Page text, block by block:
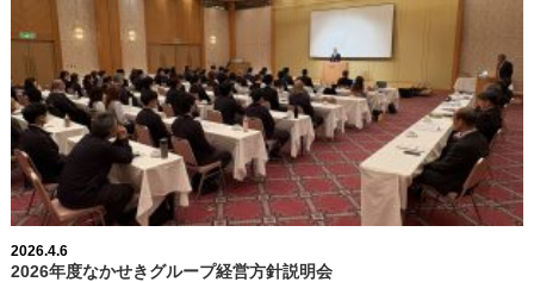
2026.4.6
2026年度なかせきグループ経営方針説明会